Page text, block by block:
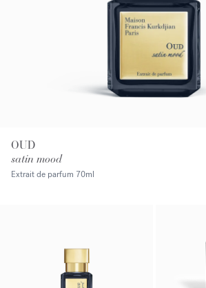
OUD
satin mood
Extrait de parfum 70ml